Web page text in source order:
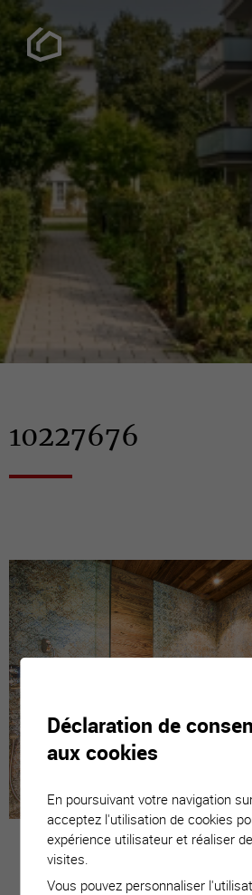
10227676
Estimez votre
Déclaration de
aux cookies
En poursuivant votre navigation
acceptez l'utilisation de cookies
expérience utilisateur et réaliser
visites.
Vous pouvez personnaliser